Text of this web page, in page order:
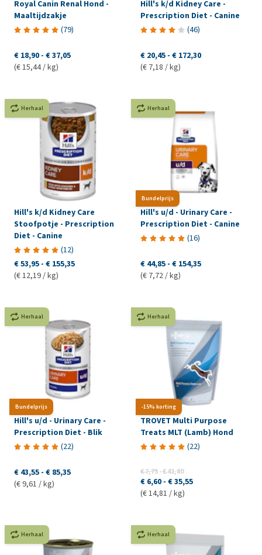
Royal Canin Renal Hond -
Maaltijdzakje
(79)
€ 18,90 - € 37,05
(€ 15,44 / kg)
Hill's k/d Kidney Care -
Prescription Diet - Canine
(46)
€ 20,45 - € 172,30
(€ 7,18 / kg)
Herhaal
Hill's k/d Kidney Care
Stoofpotje - Prescription
Diet - Canine
(12)
€ 53,95 - € 155,35
(€ 12,19 / kg)
Bundelprijs
Herhaal
Hill's u/d - Urinary Care -
Prescription Diet - Canine
(16)
€ 44,85 - € 154,35
(€ 7,72 / kg)
Bundelprijs
Herhaal
Hill's u/d - Urinary Care -
Prescription Diet - Blik
(22)
€ 43,55 - € 85,35
(€ 9,61 / kg)
-15% korting
Herhaal
TROVET Multi Purpose
Treats MLT (Lamb) Hond
(22)
€ 7,75-€ 41,80
€ 6,60 - € 35,55
(€ 14,81 / kg)
Herhaal Herhaal